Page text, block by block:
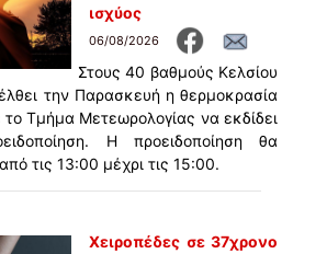
ισχύος
06/08/2026
Στους 40 βαθμούς Κελσίου
την Παρασκευή η θερμοκρασία
Τμήμα Μετεωρολογίας να εκδίδει
Η προειδοποίηση θα
τις 13:00 μέχρι τις 15:00.
Χειροπέδες σε 37χρονο